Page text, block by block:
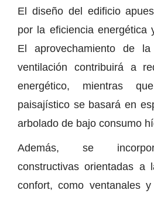
El diseño del edificio
por la eficiencia energética
El aprovechamiento de
ventilación contribuirá a
energético, mientras
paisajístico se basará en
arbolado de bajo consumo
Además, se
constructivas orientadas a
confort, como ventanales